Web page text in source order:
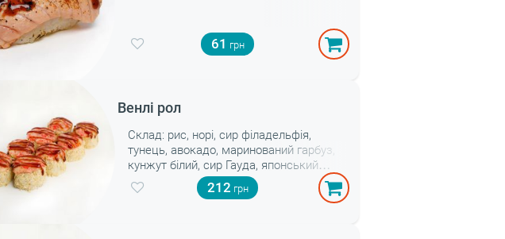
61
Венлі рол
Склад: рис, норі, сир філадельфія,
тунець, авокадо, маринований гарбуз,
кунжут білий, сир Гауда, японський
майонез, сурімі, ікра тобіко, спайсі соус
🔥, унагі соус Вага: 335 г
212